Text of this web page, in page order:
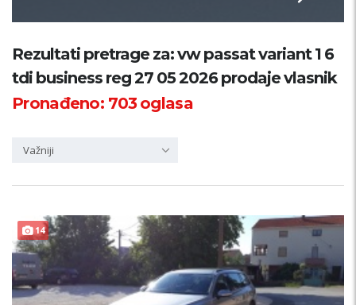
Kategorija
Županija
Rezultati pretrage za: vw passat variant 1 6
tdi business reg 27 05 2026 prodaje vlasnik
Pronađeno: 703oglasa
Važniji
14